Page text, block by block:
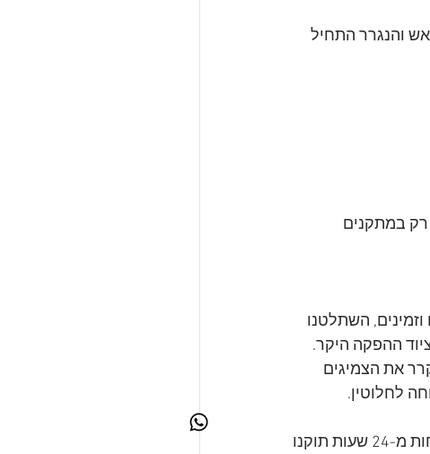
והנגרר התחיל
במתקנים
השתלטנו
ההפקה היקר.
את הצמיגים
לחלוטין.
הציוד כולו ניצל ללא פגע. הנגרר שניזוק שונע באופן מיידי לטיפול במוסך, ותוך פחות מ-24 שעות תוקנו